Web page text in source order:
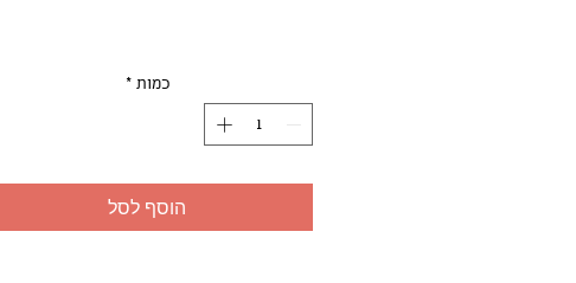
כמות *
הוסף לסל